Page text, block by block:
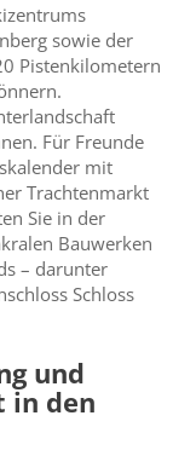
sowie der
Pistenkilometern
Für Freunde
mit
Trachtenmarkt
Sie in der
Bauwerken
– darunter
Schloss
und
in den